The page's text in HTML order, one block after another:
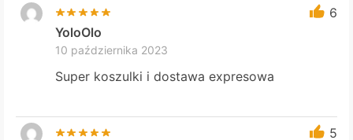
6
YoloOlo
10 października 2023
Super koszulki i dostawa expresowa
5